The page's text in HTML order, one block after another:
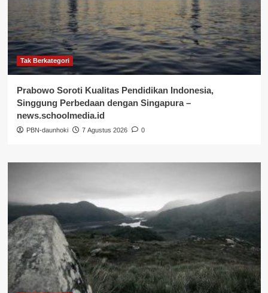
Tak Berkategori
Prabowo Soroti Kualitas Pendidikan Indonesia,
Singgung Perbedaan dengan Singapura –
news.schoolmedia.id
PBN-daunhoki 7 Agustus 2026 0